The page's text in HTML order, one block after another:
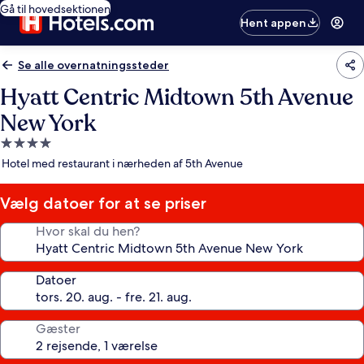
Gå til hovedsektionen
Hent appen
Se alle overnatningssteder
Hyatt Centric Midtown 5th Avenue
New York
4.0-
stjernet
Hotel med restaurant i nærheden af 5th Avenue
Vælg datoer for at se priser
Hvor skal du hen?
Datoer
Gæster